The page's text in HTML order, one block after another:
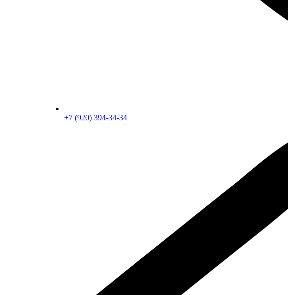
+7 (920) 394-34-34